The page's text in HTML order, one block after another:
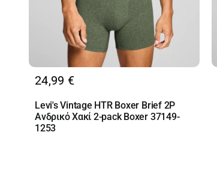
24,99 €
Levi's Vintage HTR Boxer Brief 2P
Ανδρικό Χακί 2-pack Boxer 37149-
1253